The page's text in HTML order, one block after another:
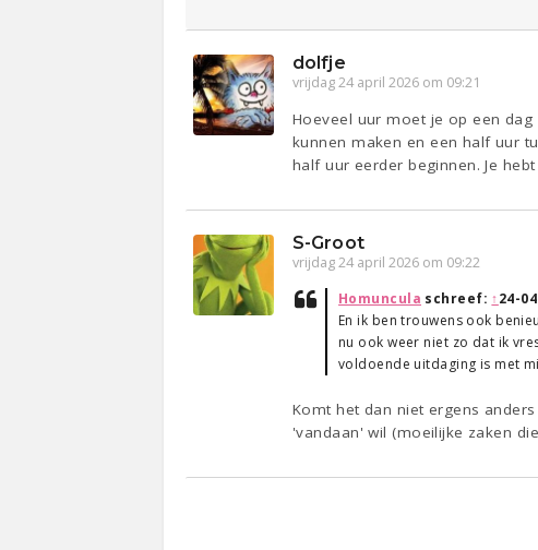
dolfje
vrijdag 24 april 2026 om 09:21
Hoeveel uur moet je op een
kunnen maken en een half uur
half uur eerder beginnen. Je
S-Groot
vrijdag 24 april 2026 om 09:22
Homuncula schreef: ↑24-
En ik ben trouwens ook
nu ook weer niet zo dat ik
voldoende uitdaging is met
Komt het dan niet ergens
'vandaan' wil (moeilijke zaken